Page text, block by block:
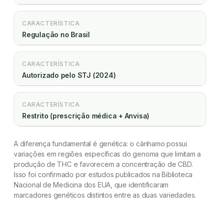
CARACTERÍSTICA
Regulação no Brasil
CARACTERÍSTICA
Autorizado pelo STJ (2024)
CARACTERÍSTICA
Restrito (prescrição médica + Anvisa)
A diferença fundamental é genética: o cânhamo possui
variações em regiões específicas do genoma que limitam a
produção de THC e favorecem a concentração de CBD.
Isso foi confirmado por estudos publicados na Biblioteca
Nacional de Medicina dos EUA, que identificaram
marcadores genéticos distintos entre as duas variedades.